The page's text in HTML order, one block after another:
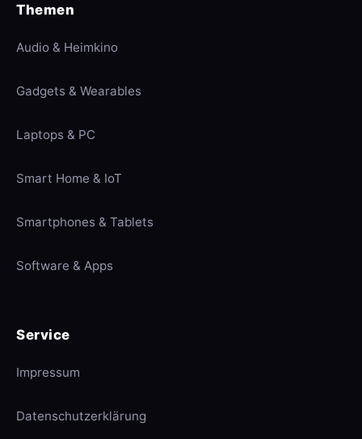
Themen
Audio & Heimkino
Gadgets & Wearables
Laptops & PC
Smart Home & IoT
Smartphones & Tablets
Software & Apps
Service
Impressum
Datenschutzerklärung